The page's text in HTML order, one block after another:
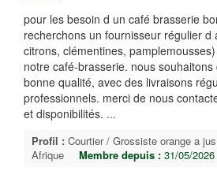
pour les besoin d un café brasserie
recherchons un fournisseur régulier d
citrons, clémentines,
notre café-brasserie. nous
bonne qualité, avec des livraisons
professionnels. merci de nous
et disponibilités. ...
Profil : Courtier / Grossiste orange a jus
Afrique
Membre depuis : 31/05/2026